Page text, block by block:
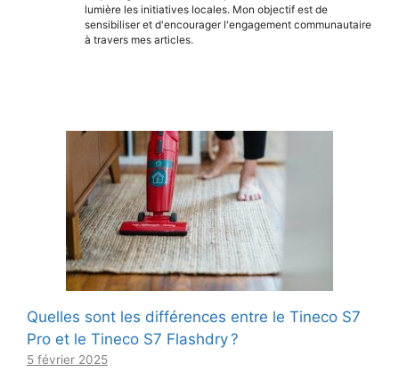
lumière les initiatives locales. Mon objectif est de
sensibiliser et d'encourager l'engagement communautaire
à travers mes articles.
Quelles sont les différences entre le Tineco S7
Pro et le Tineco S7 Flashdry ?
5 février 2025